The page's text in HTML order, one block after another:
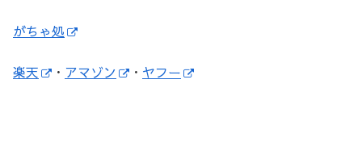
がちゃ処
楽天 ・ アマゾン ・ ヤフー